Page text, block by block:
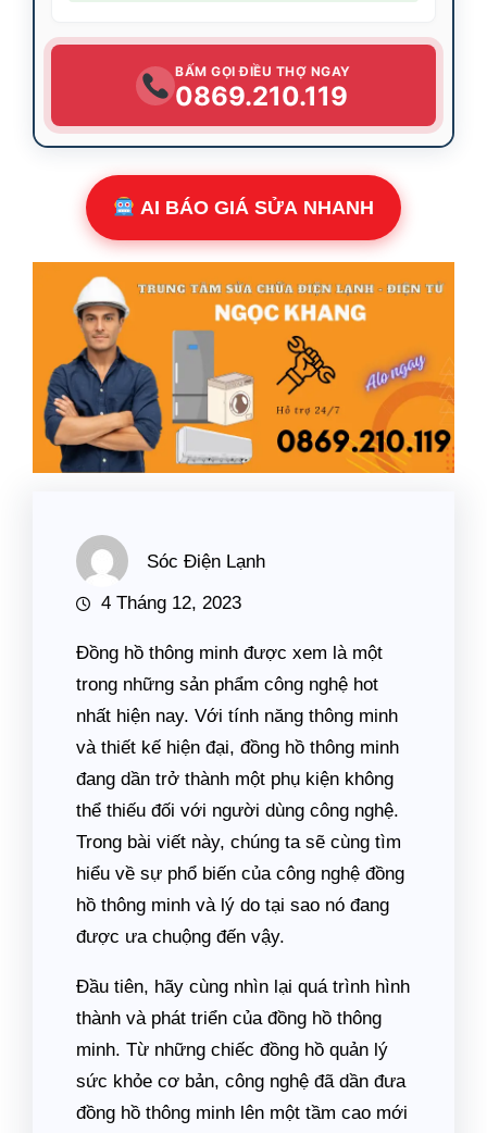
BẤM GỌI ĐIỀU THỢ NGAY
0869.210.119
AI BÁO GIÁ SỬA NHANH
Sóc Điện Lạnh
4 Tháng 12, 2023
Đồng hồ thông minh được xem là một
trong những sản phẩm công nghệ hot
nhất hiện nay. Với tính năng thông minh
và thiết kế hiện đại, đồng hồ thông minh
đang dần trở thành một phụ kiện không
thể thiếu đối với người dùng công nghệ.
Trong bài viết này, chúng ta sẽ cùng tìm
hiểu về sự phổ biến của công nghệ đồng
hồ thông minh và lý do tại sao nó đang
được ưa chuộng đến vậy.
Đầu tiên, hãy cùng nhìn lại quá trình hình
thành và phát triển của đồng hồ thông
minh. Từ những chiếc đồng hồ quản lý
sức khỏe cơ bản, công nghệ đã dần đưa
đồng hồ thông minh lên một tầm cao mới